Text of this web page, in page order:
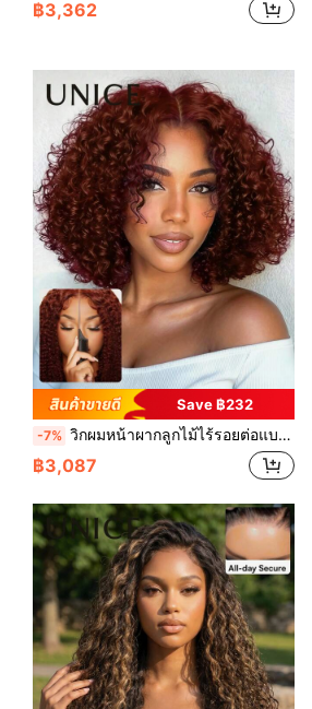
฿3,362
Save ฿232
-7% วิกผมหน้าผากลูกไม้ไร้รอยต่อแบบไม่ใช้กาว 7x5 นิ้ว ผมมนุษย์ 100% ลอนหยิกแบบไม่มีปม ย้อมสีพระอาทิตย์ตก ตัดขอบและเล็มขอบล่วงหน้า พร้อมเชือกรูดเส้นผมหน้าผาก Eunice Hair
฿3,087